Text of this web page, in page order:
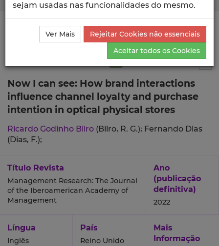
Ciência_Iscte Publicações
Descrição Detalhada da
Publicação
Now I can see: How brand interactions
influence channel loyalty and purchase
intention in optical physical stores
Ricardo Godinho Bilro (Bilro, R. G.); Fernando Dias
(Dias, F.);
Título Revista
Management Research: The Journal
of the Iberoamerican Academy of
Management
Ano
(publicação
definitiva)
2022
Língua
Inglês
País
Reino Unido
Mais
Informação
sejam usadas nas funcionalidades do mesmo.
Ver Mais
Rejeitar Cookies não essenciais
Aceitar todos os Cookies